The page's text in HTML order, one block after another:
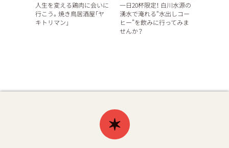
人生を変える鶏肉に会いに
行こう。焼き鳥居酒屋「ヤ
キトリマン」
一日20杯限定！ 白川水源の
湧水で淹れる“水出しコー
ヒー”を飲みに行ってみま
せんか？